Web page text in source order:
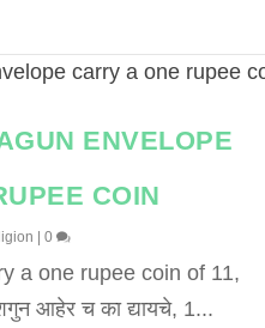
ENVELOPE
COIN
0
a one rupee coin of 11,
आहेर च का द्यायचे, 1...